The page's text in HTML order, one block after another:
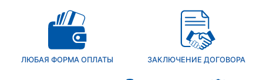
ЛЮБАЯ ФОРМА ОПЛАТЫ ЗАКЛЮЧЕНИЕ ДОГОВОРА